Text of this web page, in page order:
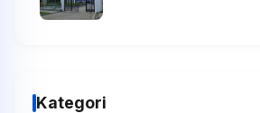
Kategori